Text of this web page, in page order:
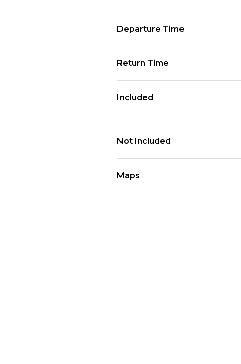
Departure Time
Return Time
Included
Not Included
Maps